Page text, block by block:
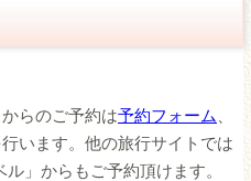
らのご予約は予約フォーム、
います。他の旅行サイトでは
」からもご予約頂けます。